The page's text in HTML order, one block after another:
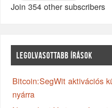
Join 354 other subscribers
LEGOLVASOTTABB ÍRÁSOK
Bitcoin:SegWit aktivációs
nyárra